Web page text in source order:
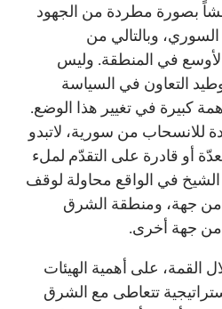
بصورة مطردة من الجهود
السوري، وبالتالي من
في المنطقة. وليس
التعاون في السياسة
كبيرة في تغيير هذا الوضع.
للانسحاب من سورية، لاتبدو
أو قادرة على التقدّم لملء
في الواقع محاولة لوقف
من جهة، ومنطقة الشرق
من جهة أخرى.
القمة، على أهمية الهيئات
تتعاطى مع الشرق